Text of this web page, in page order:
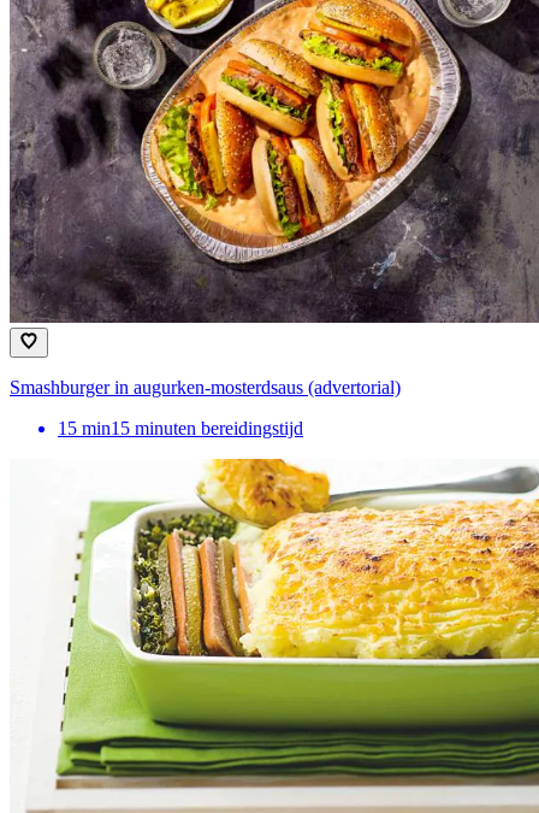
Smashburger in augurken-mosterdsaus (advertorial)
15 min15 minuten bereidingstijd